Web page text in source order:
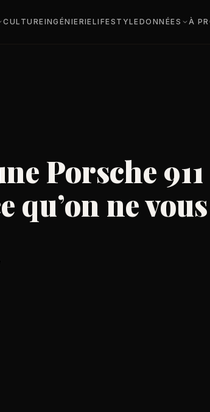
CULTUREINGÉNIERIELIFESTYLEDONNÉES À
Porsche 911
qu’on ne